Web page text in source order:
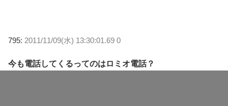
795: 2011/11/09(水) 13:30:01.69 0
今も電話してくるってのはロミオ電話？